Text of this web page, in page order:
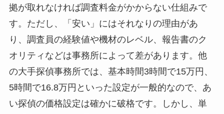
拠が取れなければ調査料金がかからない仕組みで
す。ただし、「安い」にはそれなりの理由があ
り、調査員の経験値や機材のレベル、報告書のク
オリティなどは事務所によって差があります。他
の大手探偵事務所では、基本時間3時間で15万円、
5時間で16.8万円といった設定が一般的なので、あ
い探偵の価格設定は確かに破格です。しかし、単